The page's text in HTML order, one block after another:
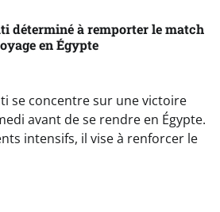
déterminé à remporter le match
en Égypte
se concentre sur une victoire
avant de se rendre en Égypte.
intensifs, il vise à renforcer le